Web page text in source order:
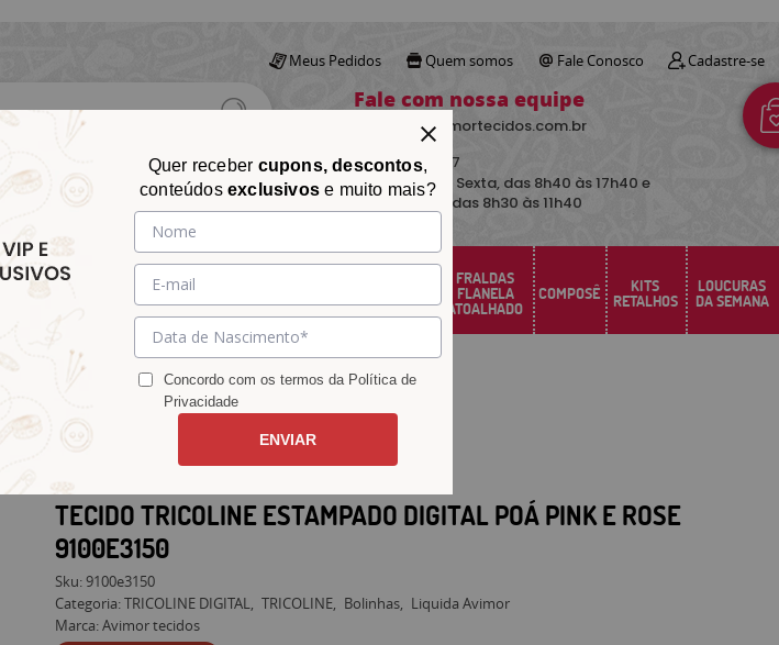
Meus Pedidos Quem somos Fale Conosco Cadastre-se
Fale com nossa equipe
contato@avimortecidos.com.br
(34)3219-5157
De Segunda a Sexta, das 8h40 às 17h40 e
aos sábados das 8h30 às 11h40
MATELASSÊ
AVIAMENTOS
ACESSÓRIOS DECORAÇÃO SANTA FÉ
FRALDAS
FLANELA
ATOALHADO
COMPOSÊ KITS
RETALHOS
LOUCURAS
DA SEMANA
TECIDO TRICOLINE ESTAMPADO DIGITAL POÁ PINK E ROSE
9100E3150
Sku:9100e3150
Categoria:TRICOLINE DIGITAL TRICOLINE Bolinhas
Liquida Avimor
Marca:Avimor tecidos
Quer receber cupons, descontos,
conteúdosexclusivose muito mais?
Concordo com os termos da Política de
Privacidade
ENVIAR